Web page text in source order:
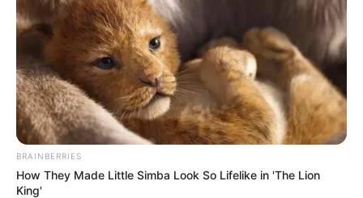
BRAINBERRIES
How They Made Little Simba Look So Lifelike in 'The Lion
King'